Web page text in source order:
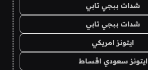
شدات ببجي تابي
شدات ببجي تابي
ايتونز امريكي
ايتونز سعودي اقساط